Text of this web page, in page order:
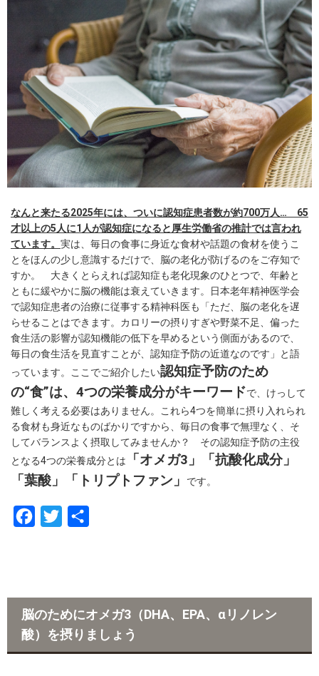
なんと来たる2025年には、ついに認知症患者数が約700万人… 65
才以上の5人に1人が認知症になると厚生労働省の推計では言われ
ています。 実は、毎日の食事に身近な食材や話題の食材を使うこ
とをほんの少し意識するだけで、脳の老化が防げるのをご存知で
すか。 大きくとらえれば認知症も老化現象のひとつで、年齢と
ともに緩やかに脳の機能は衰えていきます。日本老年精神医学会
で認知症患者の治療に従事する精神科医も「ただ、脳の老化を遅
らせることはできます。カロリーの摂りすぎや野菜不足、偏った
食生活の影響が認知機能の低下を早めるという側面があるので、
毎日の食生活を見直すことが、認知症予防の近道なのです」と語
っています。ここでご紹介したい認知症予防のため
の“食”は、4つの栄養成分がキーワードで、けっして
難しく考える必要はありません。これら4つを簡単に摂り入れられ
る食材も身近なものばかりですから、毎日の食事で無理なく、そ
してバランスよく摂取してみませんか？ その認知症予防の主役
となる4つの栄養成分とは
「オメガ3」「抗酸化成分」
「葉酸」「トリプトファン」
です。
b
o
o
t
e
r
脳のためにオメガ3（DHA、EPA、αリノレン
酸）を摂りましょう